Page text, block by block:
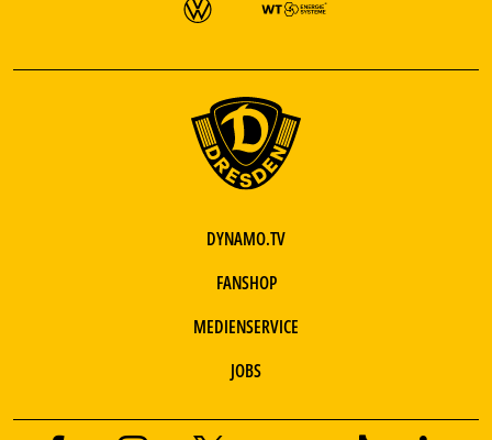
DYNAMO.TV
FANSHOP
MEDIENSERVICE
JOBS